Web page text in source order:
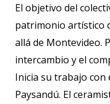
El objetivo del
patrimonio artístico
allá de Montevideo.
intercambio y el
Inicia su trabajo con
Paysandú. El